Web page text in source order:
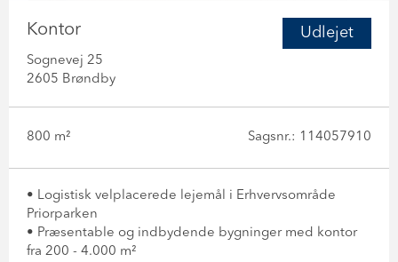
Udlejet
Kontor
Sognevej 25
2605 Brøndby
800 m² Sagsnr.: 114057910
• Logistisk velplacerede lejemål i Erhvervsområde
Priorparken
• Præsentable og indbydende bygninger med kontor
fra 200 - 4.000 m²